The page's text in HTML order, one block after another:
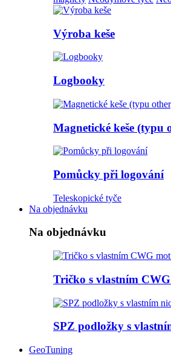
Výroba keše
Logbooky
Magnetické keše (typu
Pomůcky při logování
Teleskopické tyče
Na objednávku
Na objednávku
Tričko s vlastním
SPZ podložky s
GeoTuning